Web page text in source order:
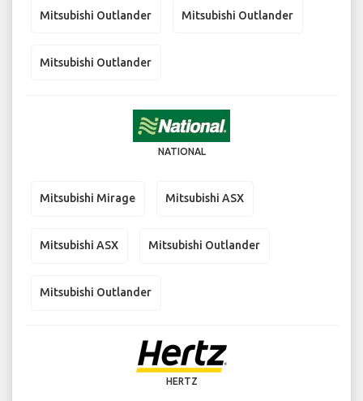
Mitsubishi Outlander Mitsubishi Outlander
Mitsubishi Outlander
NATIONAL
Mitsubishi Mirage Mitsubishi ASX
Mitsubishi ASX Mitsubishi Outlander
Mitsubishi Outlander
HERTZ